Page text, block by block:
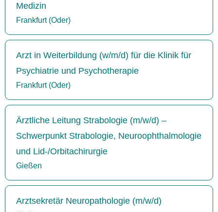
Medizin
Frankfurt (Oder)
Arzt in Weiterbildung (w/m/d) für die Klinik für
Psychiatrie und Psychotherapie
Frankfurt (Oder)
Ärztliche Leitung Strabologie (m/w/d) –
Schwerpunkt Strabologie, Neuroophthalmologie
und Lid-/Orbitachirurgie
Gießen
Arztsekretär Neuropathologie (m/w/d)